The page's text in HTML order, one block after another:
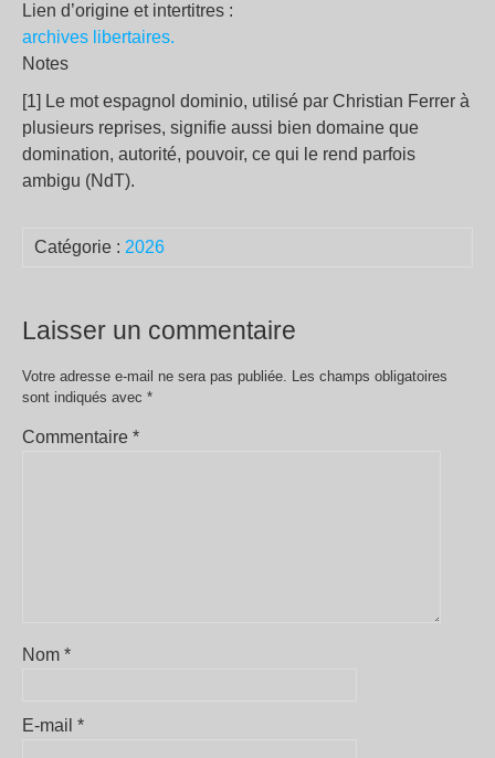
Lien d’origine et intertitres :
archives libertaires.
Notes
[1] Le mot espagnol dominio, utilisé par Christian Ferrer à
plusieurs reprises, signifie aussi bien domaine que
domination, autorité, pouvoir, ce qui le rend parfois
ambigu (NdT).
Catégorie : 2026
Laisser un commentaire
Votre adresse e-mail ne sera pas publiée. Les champs obligatoires
sont indiqués avec *
Commentaire *
Nom *
E-mail *